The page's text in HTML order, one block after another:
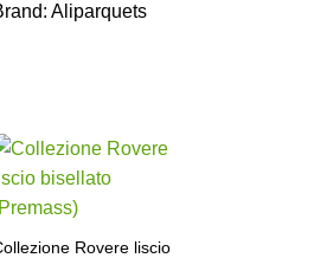
Aliparquets
Rovere liscio